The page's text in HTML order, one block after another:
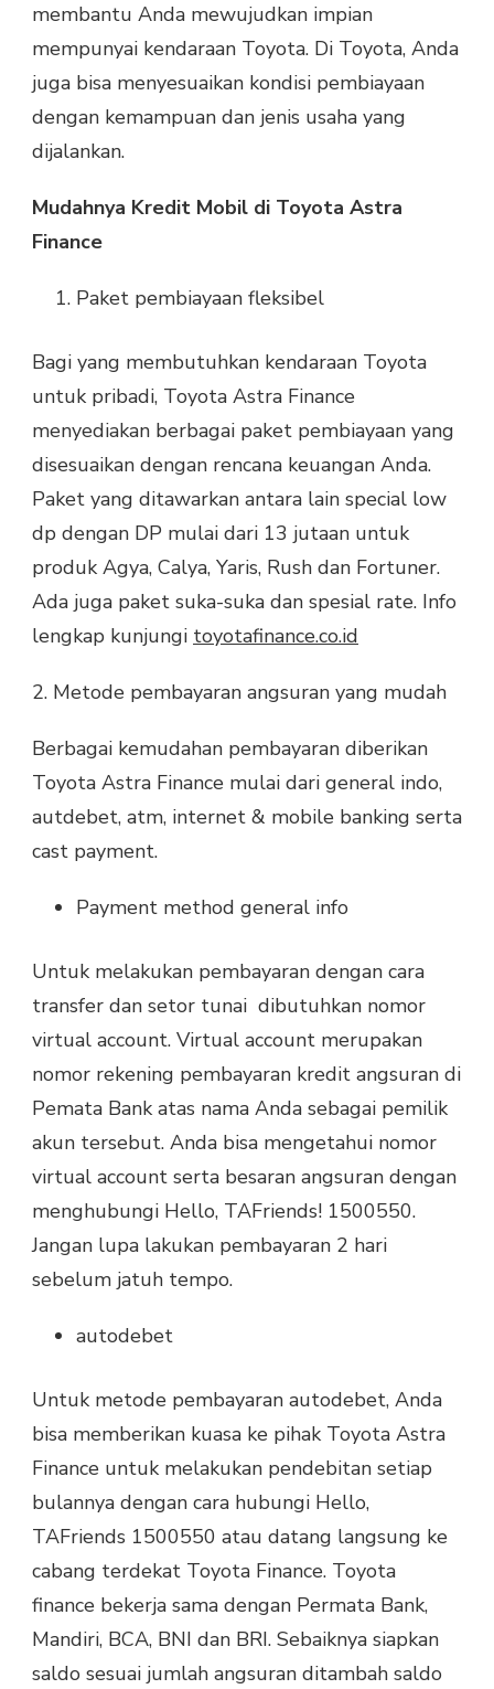
membantu Anda mewujudkan impian
mempunyai kendaraan Toyota. Di Toyota, Anda
juga bisa menyesuaikan kondisi pembiayaan
dengan kemampuan dan jenis usaha yang
dijalankan.
Mudahnya Kredit Mobil di Toyota Astra
Finance
Paket pembiayaan fleksibel
Bagi yang membutuhkan kendaraan Toyota
untuk pribadi, Toyota Astra Finance
menyediakan berbagai paket pembiayaan yang
disesuaikan dengan rencana keuangan Anda.
Paket yang ditawarkan antara lain special low
dp dengan DP mulai dari 13 jutaan untuk
produk Agya, Calya, Yaris, Rush dan Fortuner.
Ada juga paket suka-suka dan spesial rate. Info
lengkap kunjungi toyotafinance.co.id
2. Metode pembayaran angsuran yang mudah
Berbagai kemudahan pembayaran diberikan
Toyota Astra Finance mulai dari general indo,
autdebet, atm, internet & mobile banking serta
cast payment.
Payment method general info
Untuk melakukan pembayaran dengan cara
transfer dan setor tunai dibutuhkan nomor
virtual account. Virtual account merupakan
nomor rekening pembayaran kredit angsuran di
Pemata Bank atas nama Anda sebagai pemilik
akun tersebut. Anda bisa mengetahui nomor
virtual account serta besaran angsuran dengan
menghubungi Hello, TAFriends! 1500550.
Jangan lupa lakukan pembayaran 2 hari
sebelum jatuh tempo.
autodebet
Untuk metode pembayaran autodebet, Anda
bisa memberikan kuasa ke pihak Toyota Astra
Finance untuk melakukan pendebitan setiap
bulannya dengan cara hubungi Hello,
TAFriends 1500550 atau datang langsung ke
cabang terdekat Toyota Finance. Toyota
finance bekerja sama dengan Permata Bank,
Mandiri, BCA, BNI dan BRI. Sebaiknya siapkan
saldo sesuai jumlah angsuran ditambah saldo